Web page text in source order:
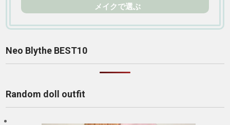
メイクで選ぶ
Neo Blythe BEST10
Random doll outfit